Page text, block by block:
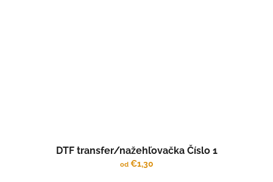
DTF transfer/nažehľovačka Číslo 1
od€1,30